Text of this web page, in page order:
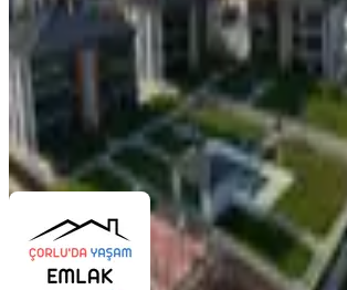
14.200.000 ₺
ÇORLU’DA YAŞAM EMLAKKadir Gürbüz
Ara